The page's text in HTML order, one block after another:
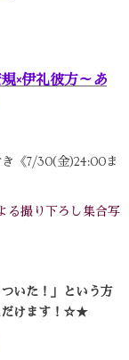
×伊礼彼方～あ
《7/30(金)24:00ま
る撮り下ろし集合写
いた！」という方
だけます！☆★